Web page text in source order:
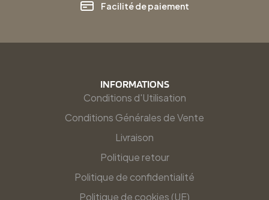
Facilité de paiement
INFORMATIONS
Conditions d'Utilisation
Conditions Générales de Vente
Livraison
Politique retour
Politique de confidentialité
Politique de cookies (UE)